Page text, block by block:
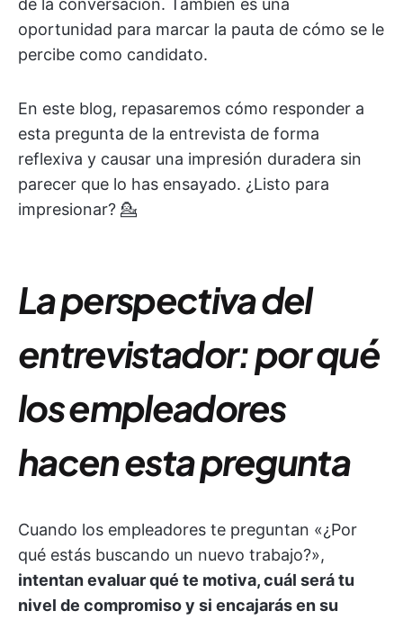
de la conversación. También es una
oportunidad para marcar la pauta de cómo se le
percibe como candidato.
En este blog, repasaremos cómo responder a
esta pregunta de la entrevista de forma
reflexiva y causar una impresión duradera sin
parecer que lo has ensayado. ¿Listo para
impresionar? 💁
La perspectiva del
entrevistador: por qué
los empleadores
hacen esta pregunta
Cuando los empleadores te preguntan «¿Por
qué estás buscando un nuevo trabajo?»,
intentan evaluar qué te motiva, cuál será tu
nivel de compromiso y si encajarás en su